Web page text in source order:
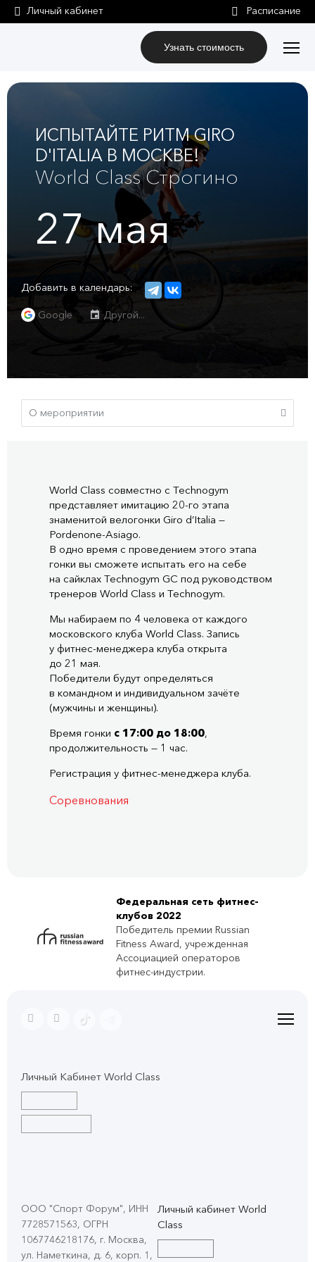
Личный кабинет
Узнать стоимость
ИСПЫТАЙТЕ РИТМ GIRO
D'ITALIA В МОСКВЕ!
World Class Строгино
27мая
Добавить в календарь:
Google Другой...
World Class совместно с Technogym
представляет имитацию 20-го этапа
знаменитой велогонки Giro d’Italia —
Pordenone-Asiago.
В одно время с проведением этого этапа
гонки вы сможете испытать его на себе
на сайклах Technogym GC под руководством
тренеров World Class и Technogym.
Мы набираем по 4 человека от каждого
московского клуба World Class. Запись
у фитнес-менеджера клуба открыта
до 21 мая.
Победители будут определяться
в командном и индивидуальном зачёте
(мужчины и женщины).
Время гонки с 17:00 до 18:00,
продолжительность — 1 час.
Регистрация у фитнес-менеджера клуба.
Соревнования
Федеральная сеть фитнес-
клубов 2022
Победитель премии Russian
Fitness Award, учрежденная
Ассоциацией операторов
фитнес-индустрии.
Личный Кабинет World Class
ООО "Спорт Форум", ИНН
7728571563, ОГРН
1067746218176, г. Москва,
ул. Наметкина, д. 6, корп. 1 ,
Личный кабинет World
Class